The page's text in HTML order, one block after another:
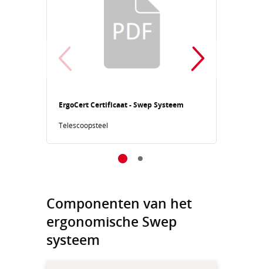
ErgoCert Certificaat - Swep Systeem
Telescoopsteel
Componenten van het
ergonomische Swep
systeem